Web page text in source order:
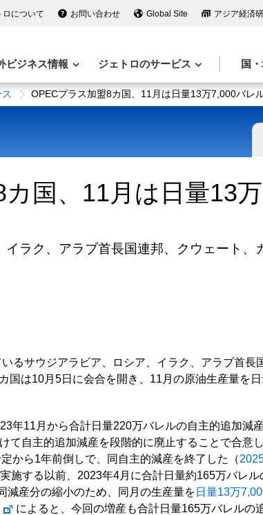
ロについて お問い合わせ Global Site アジア経済
ビジネス情報 ジェトロのサービス 国
OPECプラス加盟8カ国、11月は日量13万7,000バレ
国、11月は日量13
イラク、アラブ首長国連邦、クウェート、
るサウジアラビア、ロシア、イラク、アラブ首長
国は10月5日に会合を開き、11月の原油生産量を
年11月から合計日量220万バレルの自主的追加減
て自主的追加減産を段階的に廃止することで合意
から1年前倒しで、同自主的減産を終了した（
施する以前、2023年4月に合計日量約165万バレ
減産分の縮小のため、同月の生産量を 日量13万
によると、今回の増産も合計日量165万バレルの